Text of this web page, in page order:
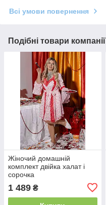
Всі умови повернення
Подібні товари компанії
Жіночий домашній
комплект двійка халат і
сорочка
1 489 ₴